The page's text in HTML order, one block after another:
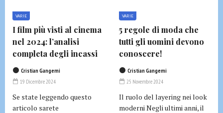
VARIE
I film più visti al cinema
nel 2024: l’analisi
completa degli incassi
Cristian Gangemi
19 Dicembre 2024
Se state leggendo questo
articolo sarete
VARIE
5 regole di moda che
tutti gli uomini devono
conoscere!
Cristian Gangemi
25 Novembre 2024
Il ruolo del layering nei look
moderni Negli ultimi anni, il